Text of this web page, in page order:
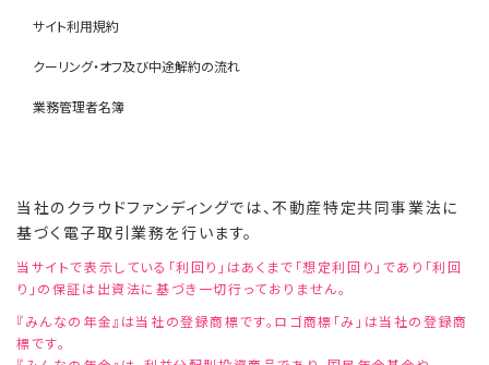
サイト利用規約
クーリング・オフ及び中途解約の流れ
業務管理者名簿
当社のクラウドファンディングでは、不動産特定共同事業法に
基づく電子取引業務を行います。
当サイトで表示している「利回り」はあくまで「想定利回り」であり「利回
り」の保証は出資法に基づき一切行っておりません。
『みんなの年金』は当社の登録商標です。ロゴ商標「み」は当社の登録商
標です。